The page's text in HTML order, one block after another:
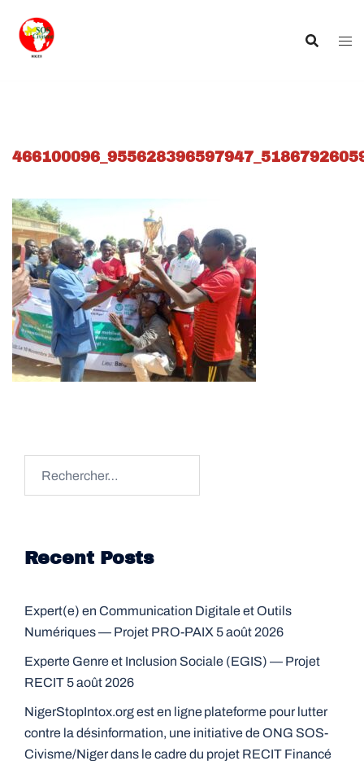
contenu
Recent Posts
Expert(e) en Communication Digitale et Outils
Numériques — Projet PRO-PAIX 5 août 2026
Experte Genre et Inclusion Sociale (EGIS) — Projet
RECIT 5 août 2026
NigerStopIntox.org est en ligne plateforme pour lutter
contre la désinformation, une initiative de ONG SOS-
Civisme/Niger dans le cadre du projet RECIT Financé